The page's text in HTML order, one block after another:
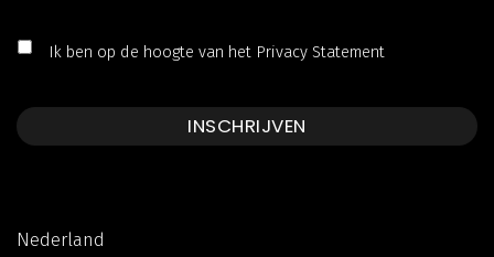
* Ik ben op de hoogte van het Privacy Statement
Nederland